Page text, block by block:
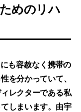
めのリハ
も容赦なく携帯の
を分かっていて、
レクターである私
しまいます。由宇